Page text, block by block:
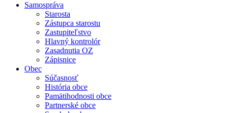
Samospráva
Starosta
Zástupca starostu
Zastupiteľstvo
Hlavný kontrolór
Zasadnutia OZ
Zápisnice
Obec
Súčasnosť
História obce
Pamätihodnosti obce
Partnerské obce